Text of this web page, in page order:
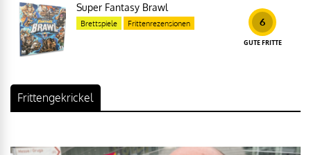
6
GUTE FRITTE
Super Fantasy Brawl
Brettspiele Frittenrezensionen
Frittengekrickel